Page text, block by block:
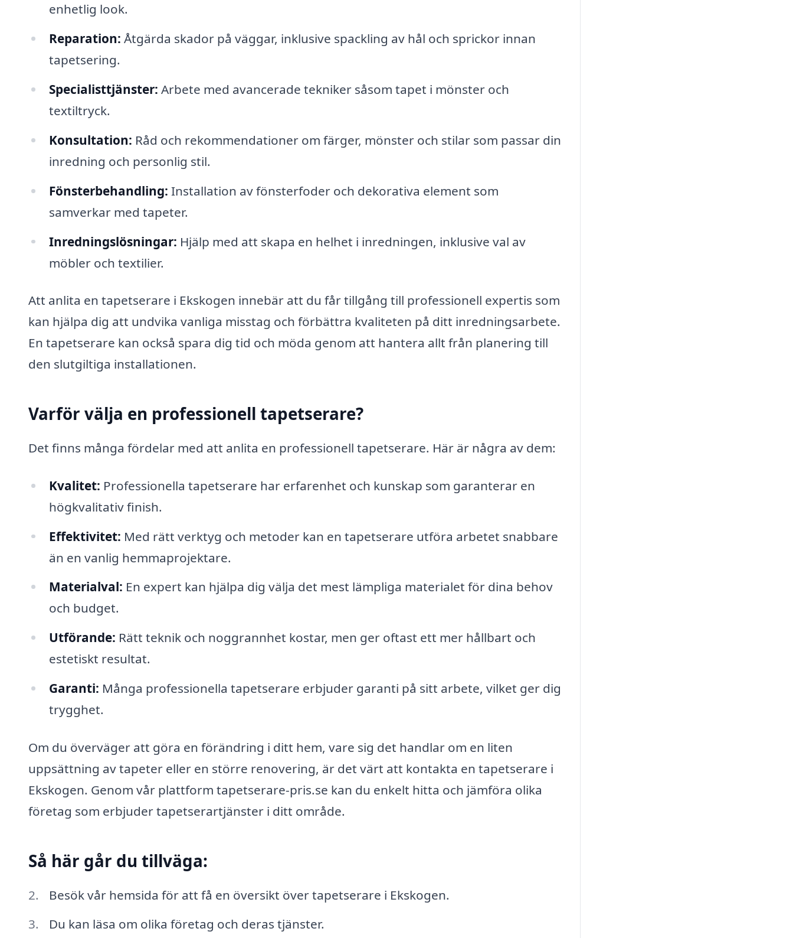
enhetlig look.
Reparation: Åtgärda skador på väggar, inklusive spackling av hål och sprickor innan
tapetsering.
Specialisttjänster: Arbete med avancerade tekniker såsom tapet i mönster och
textiltryck.
Konsultation: Råd och rekommendationer om färger, mönster och stilar som passar din
inredning och personlig stil.
Fönsterbehandling: Installation av fönsterfoder och dekorativa element som
samverkar med tapeter.
Inredningslösningar: Hjälp med att skapa en helhet i inredningen, inklusive val av
möbler och textilier.
Att anlita en tapetserare i Ekskogen innebär att du får tillgång till professionell expertis som
kan hjälpa dig att undvika vanliga misstag och förbättra kvaliteten på ditt inredningsarbete.
En tapetserare kan också spara dig tid och möda genom att hantera allt från planering till
den slutgiltiga installationen.
Varför välja en professionell tapetserare?
Det finns många fördelar med att anlita en professionell tapetserare. Här är några av dem:
Kvalitet: Professionella tapetserare har erfarenhet och kunskap som garanterar en
högkvalitativ finish.
Effektivitet: Med rätt verktyg och metoder kan en tapetserare utföra arbetet snabbare
än en vanlig hemmaprojektare.
Materialval: En expert kan hjälpa dig välja det mest lämpliga materialet för dina behov
och budget.
Utförande: Rätt teknik och noggrannhet kostar, men ger oftast ett mer hållbart och
estetiskt resultat.
Garanti: Många professionella tapetserare erbjuder garanti på sitt arbete, vilket ger dig
trygghet.
Om du överväger att göra en förändring i ditt hem, vare sig det handlar om en liten
uppsättning av tapeter eller en större renovering, är det värt att kontakta en tapetserare i
Ekskogen. Genom vår plattform tapetserare-pris.se kan du enkelt hitta och jämföra olika
företag som erbjuder tapetserartjänster i ditt område.
Så här går du tillväga:
Besök vår hemsida för att få en översikt över tapetserare i Ekskogen.
Du kan läsa om olika företag och deras tjänster.